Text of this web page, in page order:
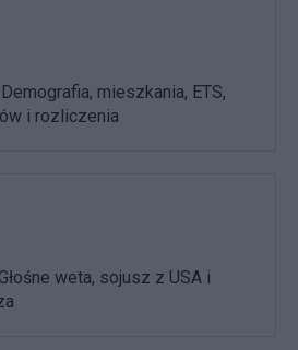
mieszkania, ETS,
i rozliczenia
weta, sojusz z USA i